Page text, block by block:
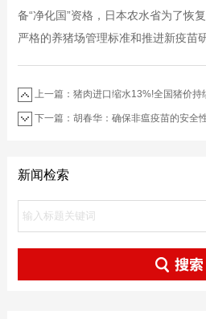
备“净化国”资格，日本农水省为了恢
严格的养猪场管理标准和推进新疫苗
上一篇：猪肉进口缩水13%!全国猪价持
下一篇：胡春华：确保非瘟疫苗的安全
新闻检索